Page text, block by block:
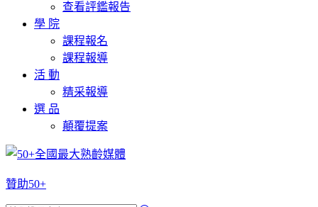
查看評鑑報告
學 院
課程報名
課程報導
活 動
精采報導
選 品
顛覆提案
贊助50+